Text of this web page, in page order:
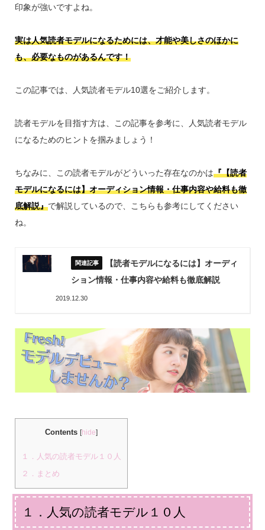
印象が強いですよね。
実は人気読者モデルになるためには、才能や美しさのほかに
も、必要なものがあるんです！
この記事では、人気読者モデル10選をご紹介します。
読者モデルを目指す方は、この記事を参考に、人気読者モデル
になるためのヒントを掴みましょう！
ちなみに、この読者モデルがどういった存在なのかは『【読者
モデルになるには】オーディション情報・仕事内容や給料も徹
底解説』で解説しているので、こちらも参考にしてください
ね。
【読者モデルになるには】オーディ
ション情報・仕事内容や給料も徹底解説
2019.12.30
Contents [hide]
１．人気の読者モデル１０人
２．まとめ
１．人気の読者モデル１０人